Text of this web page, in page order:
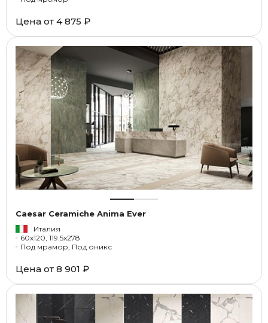
Цена от 4 875 ₽
Caesar Ceramiche Anima Ever
Италия
60x120, 119.5x278
Под мрамор, Под оникс
Цена от 8 901 ₽